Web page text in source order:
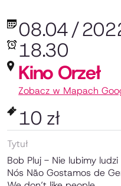
08.04/
18.30
Kino Orzeł
Zobacz w Mapach
10 zł
Tytuł
Bob Pluj - Nie lubimy
Nós Não Gostamos de